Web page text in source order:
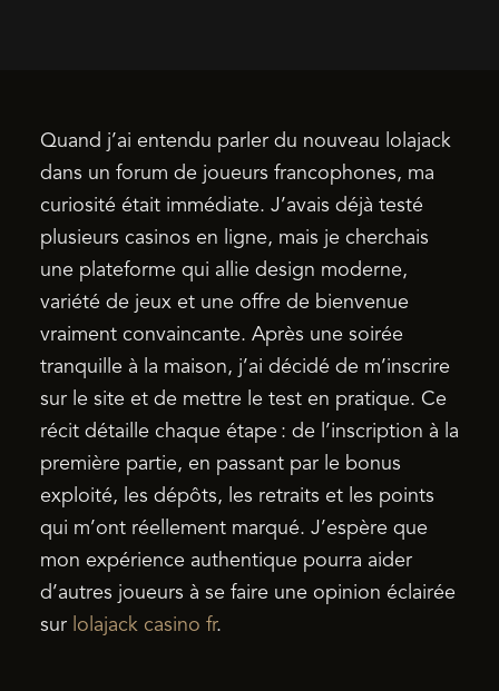
Quand j’ai entendu parler du nouveau lolajack
dans un forum de joueurs francophones, ma
curiosité était immédiate. J’avais déjà testé
plusieurs casinos en ligne, mais je cherchais
une plateforme qui allie design moderne,
variété de jeux et une offre de bienvenue
vraiment convaincante. Après une soirée
tranquille à la maison, j’ai décidé de m’inscrire
sur le site et de mettre le test en pratique. Ce
récit détaille chaque étape : de l’inscription à la
première partie, en passant par le bonus
exploité, les dépôts, les retraits et les points
qui m’ont réellement marqué. J’espère que
mon expérience authentique pourra aider
d’autres joueurs à se faire une opinion éclairée
sur lolajack casino fr.